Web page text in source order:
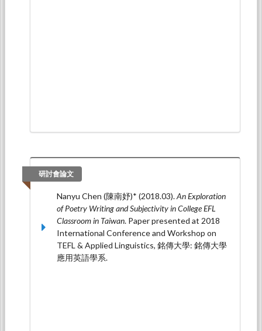
研討會論文
Nanyu Chen (陳南妤)* (2018.03).An Exploration
of Poetry Writing and Subjectivity in College EFL
Classroom in Taiwan. Paper presented at 2018
International Conference and Workshop on
TEFL & Applied Linguistics, 銘傳大學: 銘傳大學
應用英語學系.